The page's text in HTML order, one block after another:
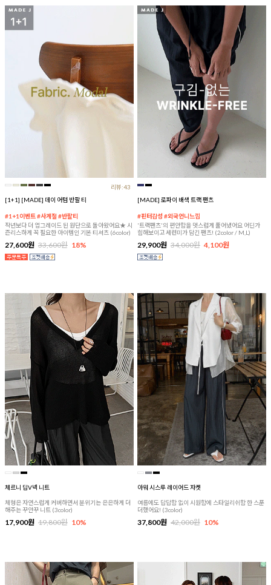
리뷰:43
[1+1] [MADE] 데이 어텀 반팔 티
#1+1이벤트 #사계절 #반팔티
작년보다 더 업그레이드 된 원단으로 돌아왔어요★ 시
즌리스하게 꼭 필요한 아이템인 기본 티셔츠 (6color)
27,600원 33,600원 18%
[MADE] 로파이 배색 트랙 팬츠
#핀터감성 #외국언니느낌
'트랙팬츠'의 편안함을 멋스럽게 풀어냈어요 어딘가
힙해보이고 세련미가 담긴 팬츠! (2color / M,L)
29,900원 34,000원 4,100원
체르니 딥V넥 니트
체형은 자연스럽게 커버하면서 분위기는 은은하게 더
해주는 꾸안꾸 니트 (3color)
17,900원 19,800원 10%
아워 시스루 레이어드 자켓
여름에도 답답함 없이 시원함에 스타일리쉬함 한 스푼
더했어요! (3color)
37,800원 42,000원 10%